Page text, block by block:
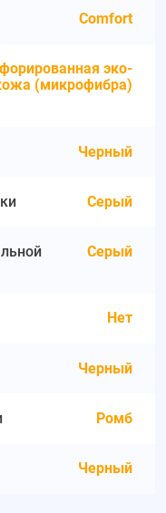
Comfort
эко-
(микрофибра)
Черный
Серый
Серый
Нет
Черный
Ромб
Черный